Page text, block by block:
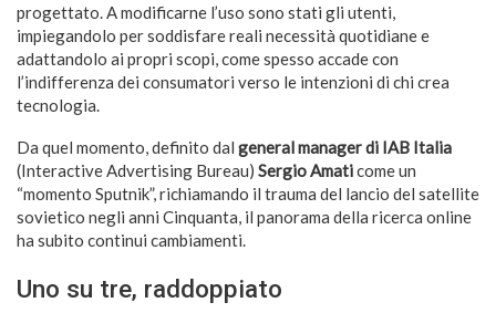
progettato. A modificarne l’uso sono stati gli utenti,
impiegandolo per soddisfare reali necessità quotidiane e
adattandolo ai propri scopi, come spesso accade con
l’indifferenza dei consumatori verso le intenzioni di chi crea
tecnologia.
Da quel momento, definito dal general manager di IAB Italia
(Interactive Advertising Bureau) Sergio Amaticome un
“momento Sputnik”, richiamando il trauma del lancio del satellite
sovietico negli anni Cinquanta, il panorama della ricerca online
ha subito continui cambiamenti.
Uno su tre, raddoppiato